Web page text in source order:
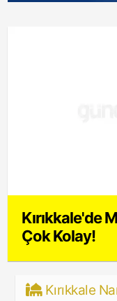
Kırıkkale'de
Çok Kolay!
Kırıkkale